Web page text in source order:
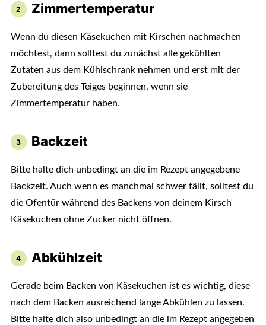
Zimmertemperatur
Wenn du diesen Käsekuchen mit Kirschen nachmachen
möchtest, dann solltest du zunächst alle gekühlten
Zutaten aus dem Kühlschrank nehmen und erst mit der
Zubereitung des Teiges beginnen, wenn sie
Zimmertemperatur haben.
Backzeit
Bitte halte dich unbedingt an die im Rezept angegebene
Backzeit. Auch wenn es manchmal schwer fällt, solltest du
die Ofentür während des Backens von deinem Kirsch
Käsekuchen ohne Zucker nicht öffnen.
Abkühlzeit
Gerade beim Backen von Käsekuchen ist es wichtig, diese
nach dem Backen ausreichend lange Abkühlen zu lassen.
Bitte halte dich also unbedingt an die im Rezept angegeben